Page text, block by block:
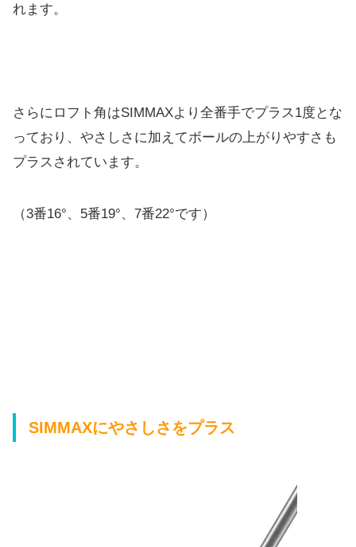
れます。
さらにロフト角はSIMMAXより全番手でプラス1度とな
っており、やさしさに加えてボールの上がりやすさも
プラスされています。
（3番16°、5番19°、7番22°です）
SIMMAXにやさしさをプラス